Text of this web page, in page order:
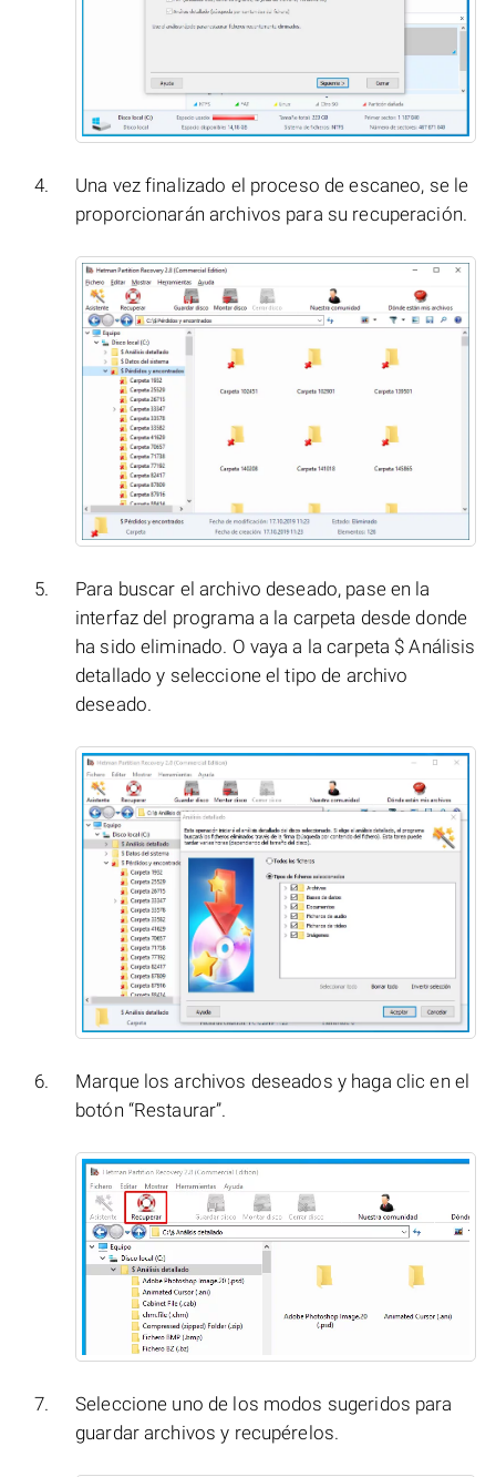
Una vez finalizado el proceso de escaneo, se le
proporcionarán archivos para su recuperación.
Para buscar el archivo deseado, pase en la
interfaz del programa a la carpeta desde donde
ha sido eliminado. O vaya a la carpeta $ Análisis
detallado y seleccione el tipo de archivo
deseado.
Marque los archivos deseados y haga clic en el
botón “Restaurar”.
Seleccione uno de los modos sugeridos para
guardar archivos y recupérelos.